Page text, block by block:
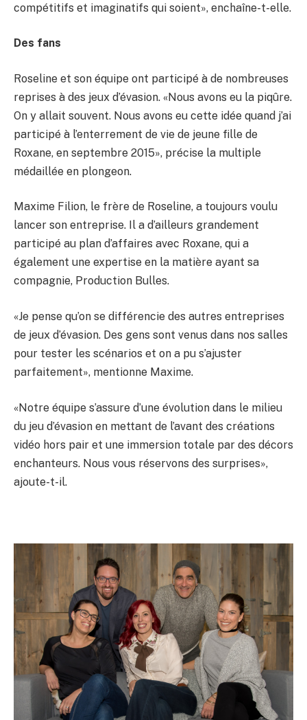
compétitifs et imaginatifs qui soient», enchaîne-t-elle.
Des fans
Roseline et son équipe ont participé à de nombreuses
reprises à des jeux d’évasion. «Nous avons eu la piqûre.
On y allait souvent. Nous avons eu cette idée quand j’ai
participé à l’enterrement de vie de jeune fille de
Roxane, en septembre 2015», précise la multiple
médaillée en plongeon.
Maxime Filion, le frère de Roseline, a toujours voulu
lancer son entreprise. Il a d’ailleurs grandement
participé au plan d’affaires avec Roxane, qui a
également une expertise en la matière ayant sa
compagnie, Production Bulles.
«Je pense qu’on se différencie des autres entreprises
de jeux d’évasion. Des gens sont venus dans nos salles
pour tester les scénarios et on a pu s’ajuster
parfaitement», mentionne Maxime.
«Notre équipe s’assure d’une évolution dans le milieu
du jeu d’évasion en mettant de l’avant des créations
vidéo hors pair et une immersion totale par des décors
enchanteurs. Nous vous réservons des surprises»,
ajoute-t-il.